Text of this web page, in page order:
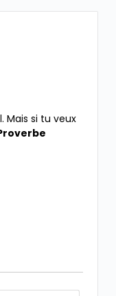
Mais si tu veux